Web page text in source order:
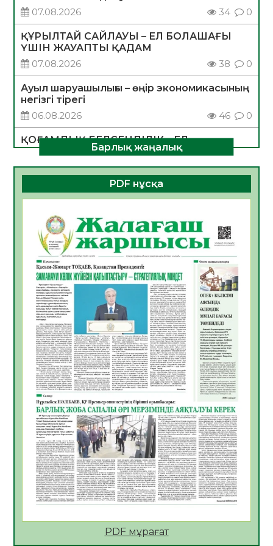
07.08.2026
34 0
ҚҰРЫЛТАЙ САЙЛАУЫ – ЕЛ БОЛАШАҒЫ
ҮШІН ЖАУАПТЫ ҚАДАМ
07.08.2026
38 0
Ауыл шаруашылығы – өңір экономикасының
негізгі тірегі
06.08.2026
46 0
ҚОҒАМДЫҚ БЕЛСЕНДІЛІК – ЕЛ
ДАМУЫНЫҢ НЕГІЗІ
06.08.2026
44 0
ҚҰРЫЛТАЙ САЙЛАУЫ – БОЛАШАҚҚА
БАСТАР ЖАУАПТЫ ТАҢДАУ
06.08.2026
Инфекциялық ауруларға қарсы иммундау
жұмыстарының тиімділігі
06.08.2026
48
Көкжөтел ауруы туралы
06.08.2026
44
АПВ вакцинасы туралы мәлімет
06.08.2026
43
Open Air: Қызылорда облысы полиция
департаменті 20 мыңнан астам
көрерменнің қауіпсіздігін қамтамасыз етті
06.08.2026
57
ҚЫЗЫЛОРДАДА «САНАЛЫ ҰРПАҚ –
ЖАРҚЫН БОЛАШАҚ» АТТЫ КЕҢЕЙТІЛГЕН
МӘЖІЛІС ӨТТІ
05.08.2026
57
Қазақстан Орталық Азиядағы көшуге ең
Барлық жаңалық
PDF нұсқа
PDF мұрағат